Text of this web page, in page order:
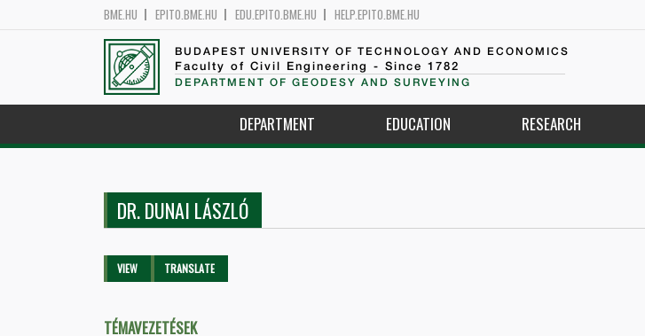
BME.HU EPITO.BME.HU EDU.EPITO.BME.HU HELP.EPITO.BME.HU
BUDAPEST UNIVERSITY OF TECHNOLOGY AND ECONOMICS
Faculty of Civil Engineering - Since 1782
DEPARTMENT OF GEODESY AND SURVEYING
DEPARTMENT EDUCATION RESEARCH
DR. DUNAI LÁSZLÓ
Primary tabs
VIEW (ACTIVETRANSLATE
TÉMAVEZETÉSEK